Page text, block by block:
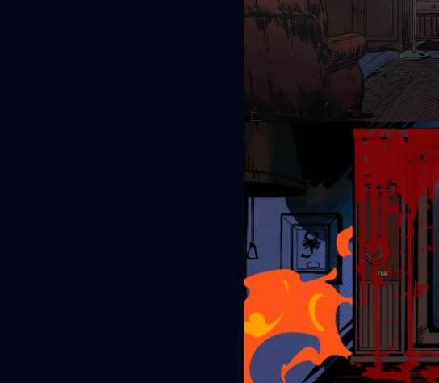
folclórico de tonos más
muestra a través de una